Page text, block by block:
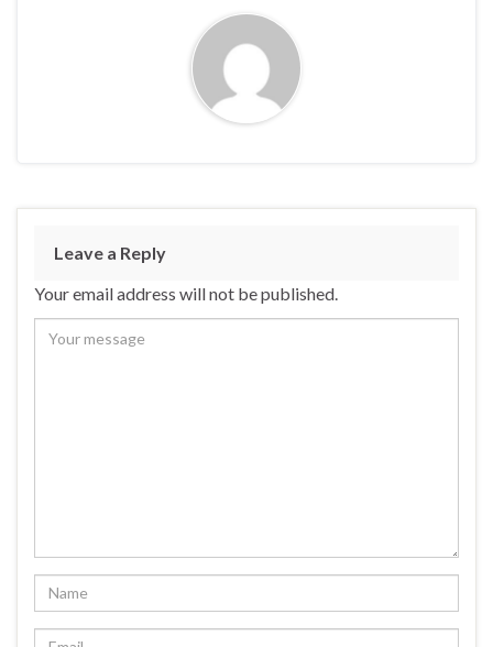
Leave a Reply
Your email address will not be published.